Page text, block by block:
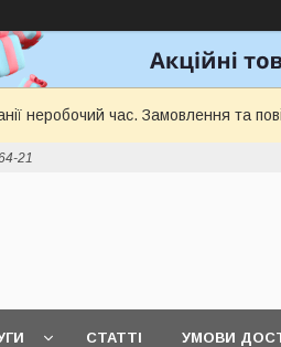
неробочий час. Замовлення та
21
СТАТТІ УМОВИ